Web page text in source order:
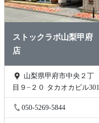
ストックラボ山梨甲府
店
目９−２０ タカオカビル301
050-5269-5844